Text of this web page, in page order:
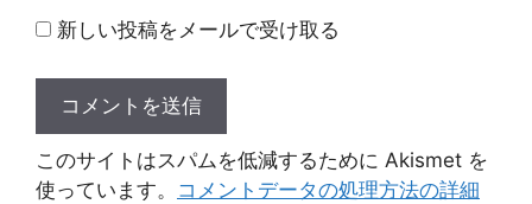
新しい投稿をメールで受け取る
このサイトはスパムを低減するために Akismet を
使っています。 コメントデータの処理方法の詳細